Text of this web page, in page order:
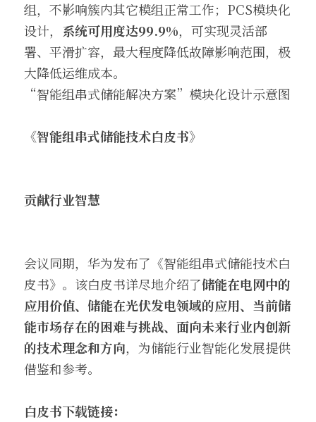
组，不影响簇内其它模组正常工作；PCS模块化
设计， 系统可用度达99.9%，可实现灵活部
署、平滑扩容，最大程度降低故障影响范围，极
大降低运维成本。
“智能组串式储能解决方案”模块化设计示意图
《智能组串式储能技术白皮书》
贡献行业智慧
会议同期，华为发布了《智能组串式储能技术白
皮书》。该白皮书详尽地介绍了储能在电网中的
应用价值、储能在光伏发电领域的应用、当前储
能市场存在的困难与挑战、面向未来行业内创新
的技术理念和方向，为储能行业智能化发展提供
借鉴和参考。
白皮书下载链接：